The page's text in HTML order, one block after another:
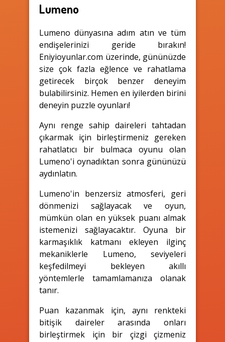
Lumeno
Lumeno dünyasına adım atın ve tüm
endişelerinizi geride bırakın!
Eniyioyunlar.com üzerinde, gününüzde
size çok fazla eğlence ve rahatlama
getirecek birçok benzer deneyim
bulabilirsiniz. Hemen en iyilerden birini
deneyin puzzle oyunları!
Aynı renge sahip daireleri tahtadan
çıkarmak için birleştirmeniz gereken
rahatlatıcı bir bulmaca oyunu olan
Lumeno'i oynadıktan sonra gününüzü
aydınlatın.
Lumeno'in benzersiz atmosferi, geri
dönmenizi sağlayacak ve oyun,
mümkün olan en yüksek puanı almak
istemenizi sağlayacaktır. Oyuna bir
karmaşıklık katmanı ekleyen ilginç
mekaniklerle Lumeno, seviyeleri
keşfedilmeyi bekleyen akıllı
yöntemlerle tamamlamanıza olanak
tanır.
Puan kazanmak için, aynı renkteki
bitişik daireler arasında onları
birleştirmek için bir çizgi çizmeniz